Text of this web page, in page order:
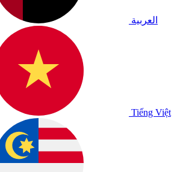
العربية
Tiếng Việt